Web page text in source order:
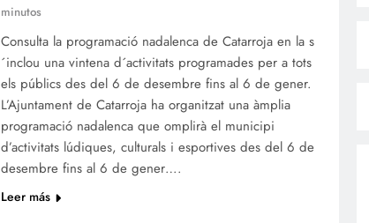
minutos
Consulta la programació nadalenca de Catarroja en la s
´inclou una vintena d´activitats programades per a tots
els públics des del 6 de desembre fins al 6 de gener.
L’Ajuntament de Catarroja ha organitzat una àmplia
programació nadalenca que omplirà el municipi
d’activitats lúdiques, culturals i esportives des del 6 de
desembre fins al 6 de gener….
Leer más